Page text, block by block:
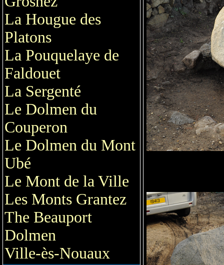
La Hougue des
Platons
La Pouquelaye de
Faldouet
La Sergenté
Le Dolmen du
Couperon
Le Dolmen du Mont
Ubé
Le Mont de la Ville
Les Monts Grantez
The Beauport
Dolmen
Ville-ès-Nouaux